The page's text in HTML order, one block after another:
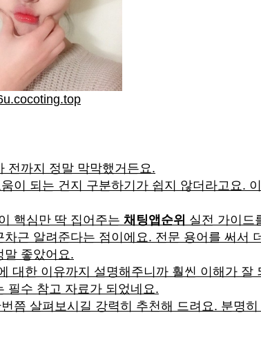
전까지 정말 막막했거든요.
이 되는 건지 구분하기가 쉽지 않더라고요.
핵심만 딱 집어주는 채팅앱순위 실전 가이드
근 알려준다는 점이에요. 전문 용어를 써서
말 좋았어요.
대한 이유까지 설명해주니까 훨씬 이해가 잘
필수 참고 자료가 되었네요.
쯤 살펴보시길 강력히 추천해 드려요. 분명